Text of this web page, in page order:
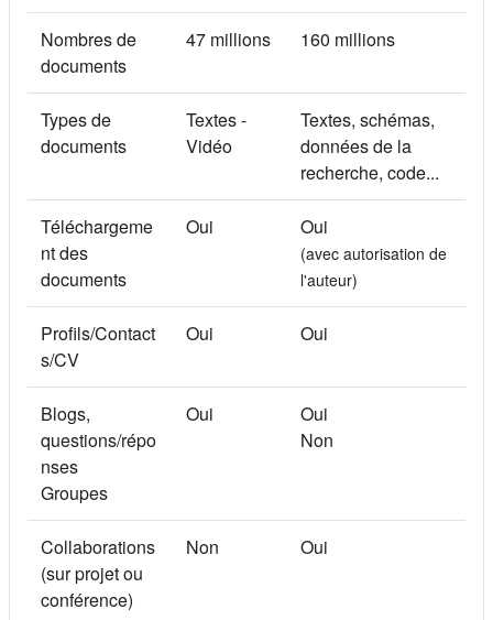
Nombres de
documents
47 millions 160 millions
Types de
documents
Textes -
Vidéo
Textes, schémas,
données de la
recherche, code...
Téléchargeme
nt des
documents
Oui Oui
(avec autorisation de
l'auteur)
Profils/Contact
s/CV
Oui Oui
Blogs,
questions/répo
nses
Groupes
Oui
Oui
Non
Collaborations
(sur projet ou
conférence)
Non Oui